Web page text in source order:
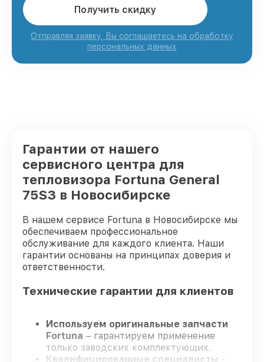
Получить скидку
Отправляя заявку, Вы соглашаетесь на обработку
персональных данных
Гарантии от нашего
сервисного центра для
тепловизора Fortuna General
75S3 в Новосибирске
В нашем сервисе Fortuna в Новосибирске мы
обеспечиваем профессиональное
обслуживание для каждого клиента. Наши
гарантии основаны на принципах доверия и
ответственности.
Технические гарантии для клиентов
Используем оригинальные запчасти
Fortuna – гарантируем применение
только заводских комплектующих.
Квалифицированные специалисты –